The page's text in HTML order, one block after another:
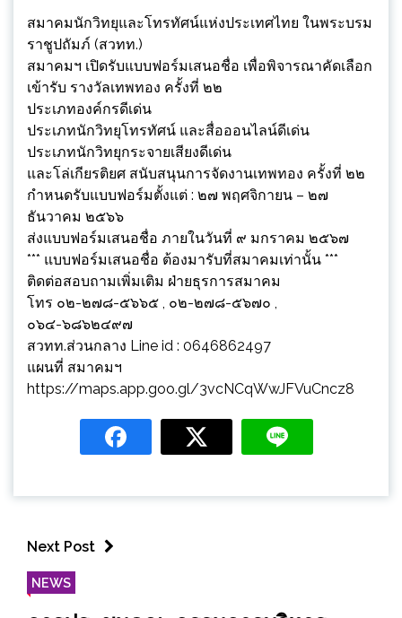
สมาคมนักวิทยุและโทรทัศน์แห่งประเทศไทย ในพระบรม
ราชูปถัมภ์ (สวทท.)
สมาคมฯ เปิดรับแบบฟอร์มเสนอชื่อ เพื่อพิจารณาคัดเลือก
เข้ารับ รางวัลเทพทอง ครั้งที่ ๒๒
ประเภทองค์กรดีเด่น
ประเภทนักวิทยุโทรทัศน์ และสื่อออนไลน์ดีเด่น
ประเภทนักวิทยุกระจายเสียงดีเด่น
และโล่เกียรติยศ สนับสนุนการจัดงานเทพทอง ครั้งที่ ๒๒
กำหนดรับแบบฟอร์มตั้งแต่ : ๒๗ พฤศจิกายน – ๒๗
ธันวาคม ๒๕๖๖
ส่งแบบฟอร์มเสนอชื่อ ภายในวันที่ ๙ มกราคม ๒๕๖๗
*** แบบฟอร์มเสนอชื่อ ต้องมารับที่สมาคมเท่านั้น ***
ติดต่อสอบถามเพิ่มเติม ฝ่ายธุรการสมาคม
โทร ๐๒-๒๗๘-๕๖๖๕ , ๐๒-๒๗๘-๕๖๗๐ ,
๐๖๔-๖๘๖๒๔๙๗
สวทท.ส่วนกลาง Line id : 0646862497
แผนที่ สมาคมฯ
https://maps.app.goo.gl/3vcNCqWwJFVuCncz8
Next Post
NEWS